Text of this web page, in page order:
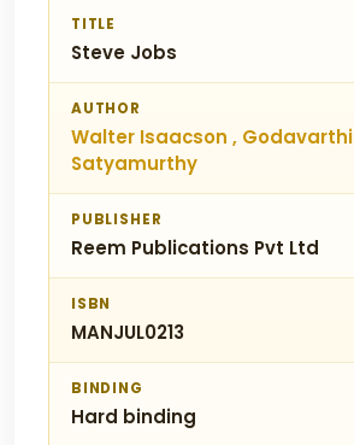
TITLE
Steve Jobs
AUTHOR
Walter Isaacson , Godavarthi
Satyamurthy
PUBLISHER
Reem Publications Pvt Ltd
ISBN
MANJUL0213
BINDING
Hard binding